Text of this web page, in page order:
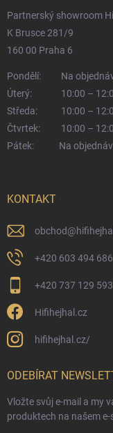
Partnerský showroom
K Brusce 281/9
160 00 Praha 6
Pondělí:
Na
Úterý:
10:00 –
Středa:
10:00 –
Čtvrtek:
10:00 –
Pátek:
Na
KONTAKT
obchod@
+420 603 494 686
+420 737 129 593
Hifihejhal.cz
hifihejhal.cz/
ODEBÍRAT
Vložte svůj e-mail a my
produktech na našem e-